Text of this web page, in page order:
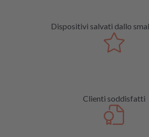
Dispositivi salvati dallo
Clienti soddisfatti